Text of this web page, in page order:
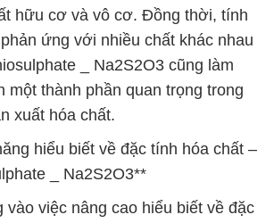
hữu cơ và vô cơ. Đồng thời, tính
ứng với nhiều chất khác nhau
_ Na2S2O3 cũng làm
một thành phần quan trọng trong
xuất hóa chất.
hiểu biết về đặc tính hóa chất –
_ Na2S2O3**
việc nâng cao hiểu biết về đặc